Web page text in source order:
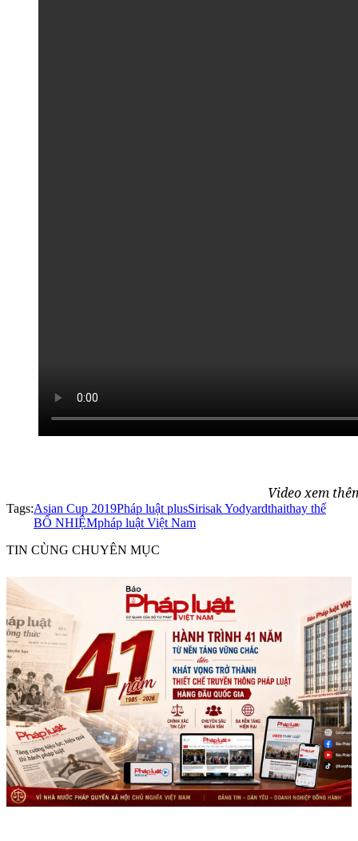
Video xem
Tags:Asian Cup 2019Pháp luật plusSirisak Yodyardthaithay thế
BỔ NHIỆMpháp luật Việt Nam
TIN CÙNG CHUYÊN MỤC